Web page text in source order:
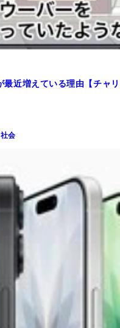
近増えている理由【チャリ
社会